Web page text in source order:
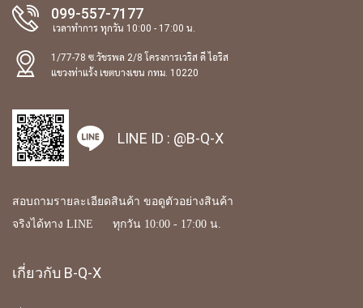
099-557-7177
เวลาทำการ ทุกวัน 10:00 - 17:00 น.
1/77-78 ซ.วัชรพล 2/8 โครงการเวริส ดี ไอริส
แขวงท่าแร้ง เขตบางเขน กทม. 10220
LINE ID : @B-Q-X
สอบถามรายละเอียดสินค้า ขอดูตัวอย่างสินค้า
จริงได้ทาง LINE ทุกวัน 10:00 - 17:00 น.
เกี่ยวกับ B-Q-X